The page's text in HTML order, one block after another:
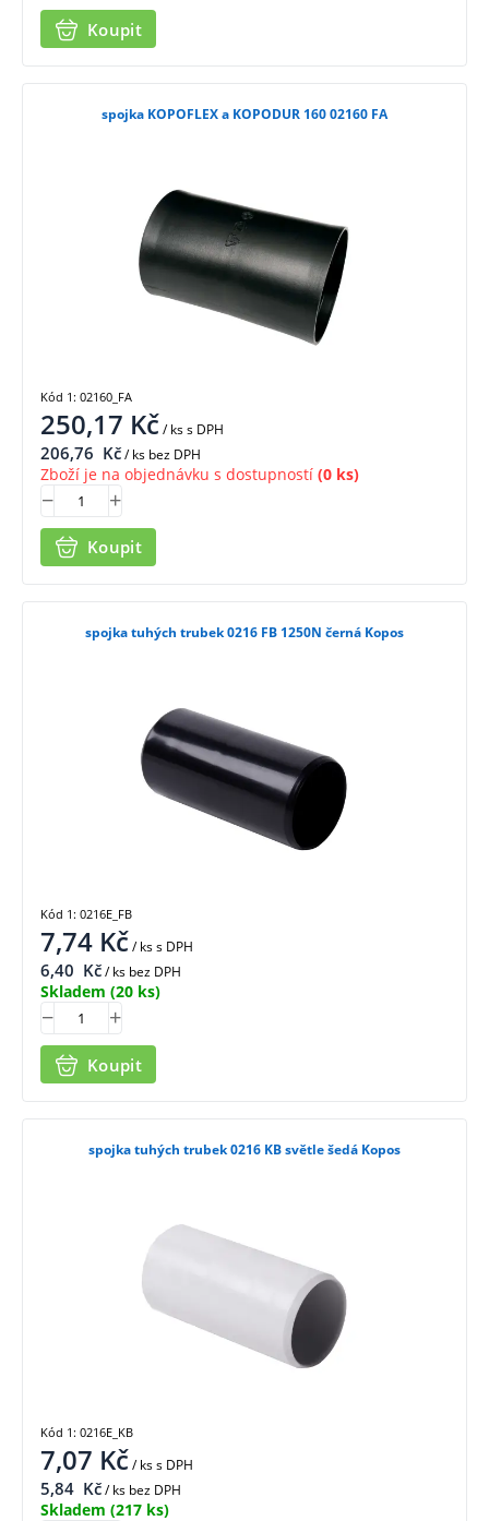
Koupit
spojka KOPOFLEX a KOPODUR 160 02160 FA
250,17 Kč/ kss DPH
206,76 Kč/ ks bez DPH
Zboží je na objednávku s dostupností (0 ks)
Koupit
Kód 1: 02160_FA
spojka tuhých trubek 0216 FB 1250N černá Kopos
7,74 Kč/ kss DPH
6,40 Kč/ ks bez DPH
Skladem (20 ks)
Koupit
Kód 1: 0216E_FB
spojka tuhých trubek 0216 KB světle šedá Kopos
7,07 Kč/ kss DPH
5,84 Kč/ ks bez DPH
Skladem (217 ks)
Kód 1: 0216E_KB